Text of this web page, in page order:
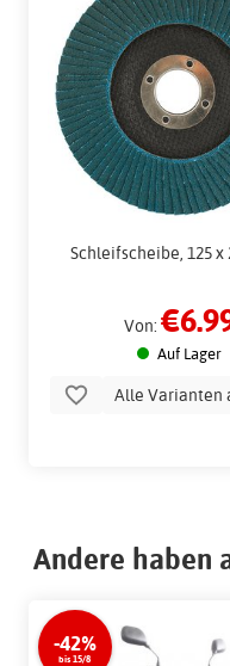
Schleifscheibe, 125 x
Von:
Auf Lager
Alle Varianten
Andere haben
-42%
bis 15/8